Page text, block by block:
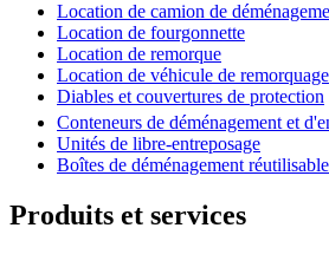
Location de camion de
Location de fourgonnette
Location de remorque
Location de véhicule de remorquage
Diables et couvertures de protection
Conteneurs de déménagement et
Unités de libre-entreposage
Boîtes de déménagement
Produits et services